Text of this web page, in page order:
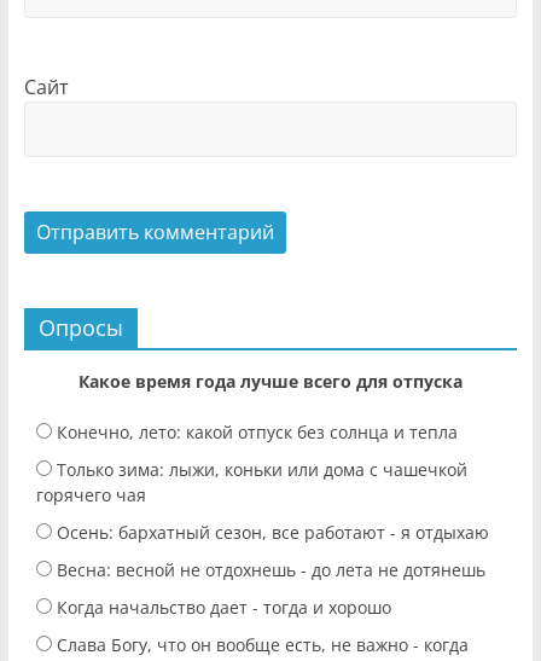
Сайт
Опросы
Какое время года лучше всего для отпуска
Конечно, лето: какой отпуск без солнца и тепла
Только зима: лыжи, коньки или дома с чашечкой
горячего чая
Осень: бархатный сезон, все работают - я отдыхаю
Весна: весной не отдохнешь - до лета не дотянешь
Когда начальство дает - тогда и хорошо
Слава Богу, что он вообще есть, не важно - когда